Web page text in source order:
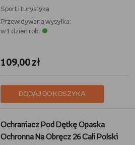
Sport i turystyka
Przewidywana wysyłka:
w 1 dzień rob.
109,00 zł
DODAJ DO KOSZYKA
Ochraniacz Pod Dętkę Opaska
Ochronna Na Obręcz 26 Cali Polski